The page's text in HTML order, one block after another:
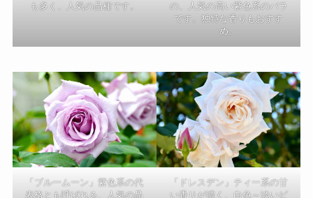
も多く、人気の品種です。
の、人気の高い紫色系のバラ
です。独特な香りもおすす
め。
「ブルームーン」紫色系の代
表格とも呼ばれる、人気の品
「ドレスデン」ティー系の甘
い香りが濃く、白色～淡いピ